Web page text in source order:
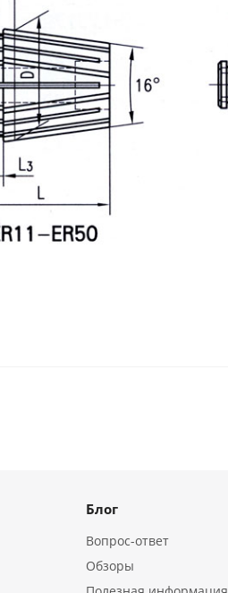
Блог
Вопрос-ответ
Обзоры